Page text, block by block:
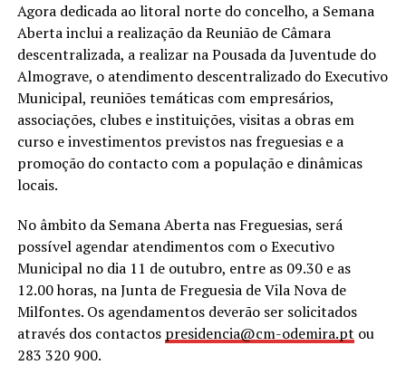
Agora dedicada ao litoral norte do concelho, a Semana
Aberta inclui a realização da Reunião de Câmara
descentralizada, a realizar na Pousada da Juventude do
Almograve, o atendimento descentralizado do Executivo
Municipal, reuniões temáticas com empresários,
associações, clubes e instituições, visitas a obras em
curso e investimentos previstos nas freguesias e a
promoção do contacto com a população e dinâmicas
locais.
No âmbito da Semana Aberta nas Freguesias, será
possível agendar atendimentos com o Executivo
Municipal no dia 11 de outubro, entre as 09.30 e as
12.00 horas, na Junta de Freguesia de Vila Nova de
Milfontes. Os agendamentos deverão ser solicitados
através dos contactos presidencia@cm-odemira.pt ou
283 320 900.